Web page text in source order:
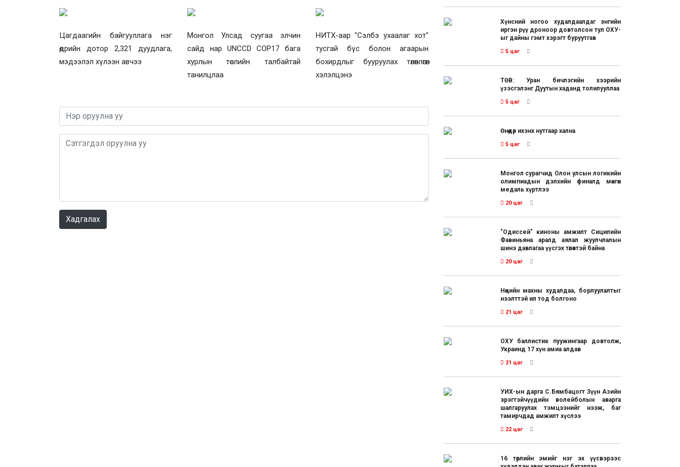
Цагдаагийн байгууллага нэг
өдрийн дотор 2,321 дуудлага,
мэдээлэл хүлээн авчээ
Монгол Улсад суугаа элчин
сайд нар UNCCD COP17 бага
хурлын төслийн талбайтай
танилцлаа
НИТХ-аар "Сэлбэ ухаалаг хот"
тусгай бүс болон агаарын
бохирдлыг бууруулах төлөвлөгөөг
хэлэлцэнэ
Хадгалах
Хүнсний ногоо худалдаалдаг энгийн
иргэн рүү дроноор довтолсон тул ОХУ-
ыг дайны гэмт хэрэгт буруутгав
5 цаг
ТӨВ: Уран бичлэгийн хээрийн
үзэсгэлэнг Дуутын хаданд толилууллаа
5 цаг
Өнөөдөр ихэнх нутгаар хална
5 цаг
Монгол сурагчид Олон улсын логикийн
олимпиадын дэлхийн финалд мөнгөн
медаль хүртлээ
20 цаг
"Одиссей" киноны амжилт Сицилийн
Фавиньяна аралд аялал жуулчлалын
шинэ давлагаа үүсгэх төлөвтэй байна
20 цаг
Нөөцийн махны худалдаа, борлуулалтыг
нээлттэй ил тод болгоно
21 цаг
ОХУ баллистик пуужингаар довтолж,
Украинд 17 хүн амиа алдав
21 цаг
УИХ-ын дарга С.Бямбацогт Зүүн Азийн
эрэгтэйчүүдийн волейболын аварга
шалгаруулах тэмцээнийг нээж, баг
тамирчдад амжилт хүслээ
22 цаг
16 төрлийн эмийг нэг эх үүсвэрээс